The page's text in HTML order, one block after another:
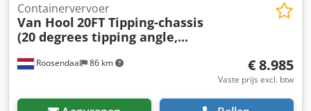
Roosendaal 86 km
Containervervoer
Van Hool 20FT Tipping-chassis
(20 degrees tipping angle,...
€ 8.985
Vaste prijs excl. btw